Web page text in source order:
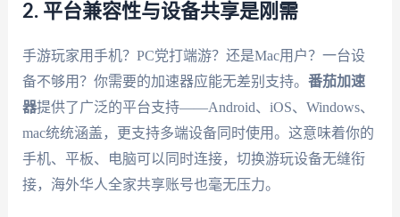
2. 平台兼容性与设备共享是刚需
手游玩家用手机？PC党打端游？还是Mac用户？一台设
备不够用？你需要的加速器应能无差别支持。 番茄加速
器提供了广泛的平台支持——Android、iOS、Windows、
mac统统涵盖，更支持多端设备同时使用。这意味着你的
手机、平板、电脑可以同时连接，切换游玩设备无缝衔
接，海外华人全家共享账号也毫无压力。